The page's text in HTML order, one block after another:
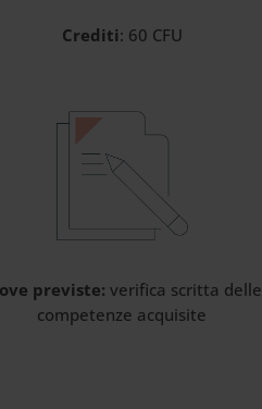
Crediti: 60 CFU
previste: verifica scritta delle
competenze acquisite